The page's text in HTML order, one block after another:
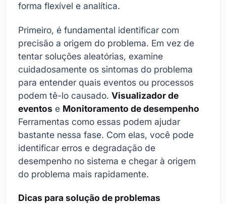
forma flexível e analítica.
Primeiro, é fundamental identificar com
precisão a origem do problema. Em vez de
tentar soluções aleatórias, examine
cuidadosamente os sintomas do problema
para entender quais eventos ou processos
podem tê-lo causado. Visualizador de
eventos e Monitoramento de desempenho
Ferramentas como essas podem ajudar
bastante nessa fase. Com elas, você pode
identificar erros e degradação de
desempenho no sistema e chegar à origem
do problema mais rapidamente.
Dicas para solução de problemas